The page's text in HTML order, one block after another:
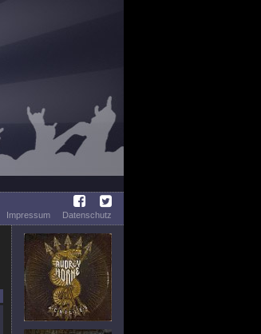
Impressum
Datenschutz